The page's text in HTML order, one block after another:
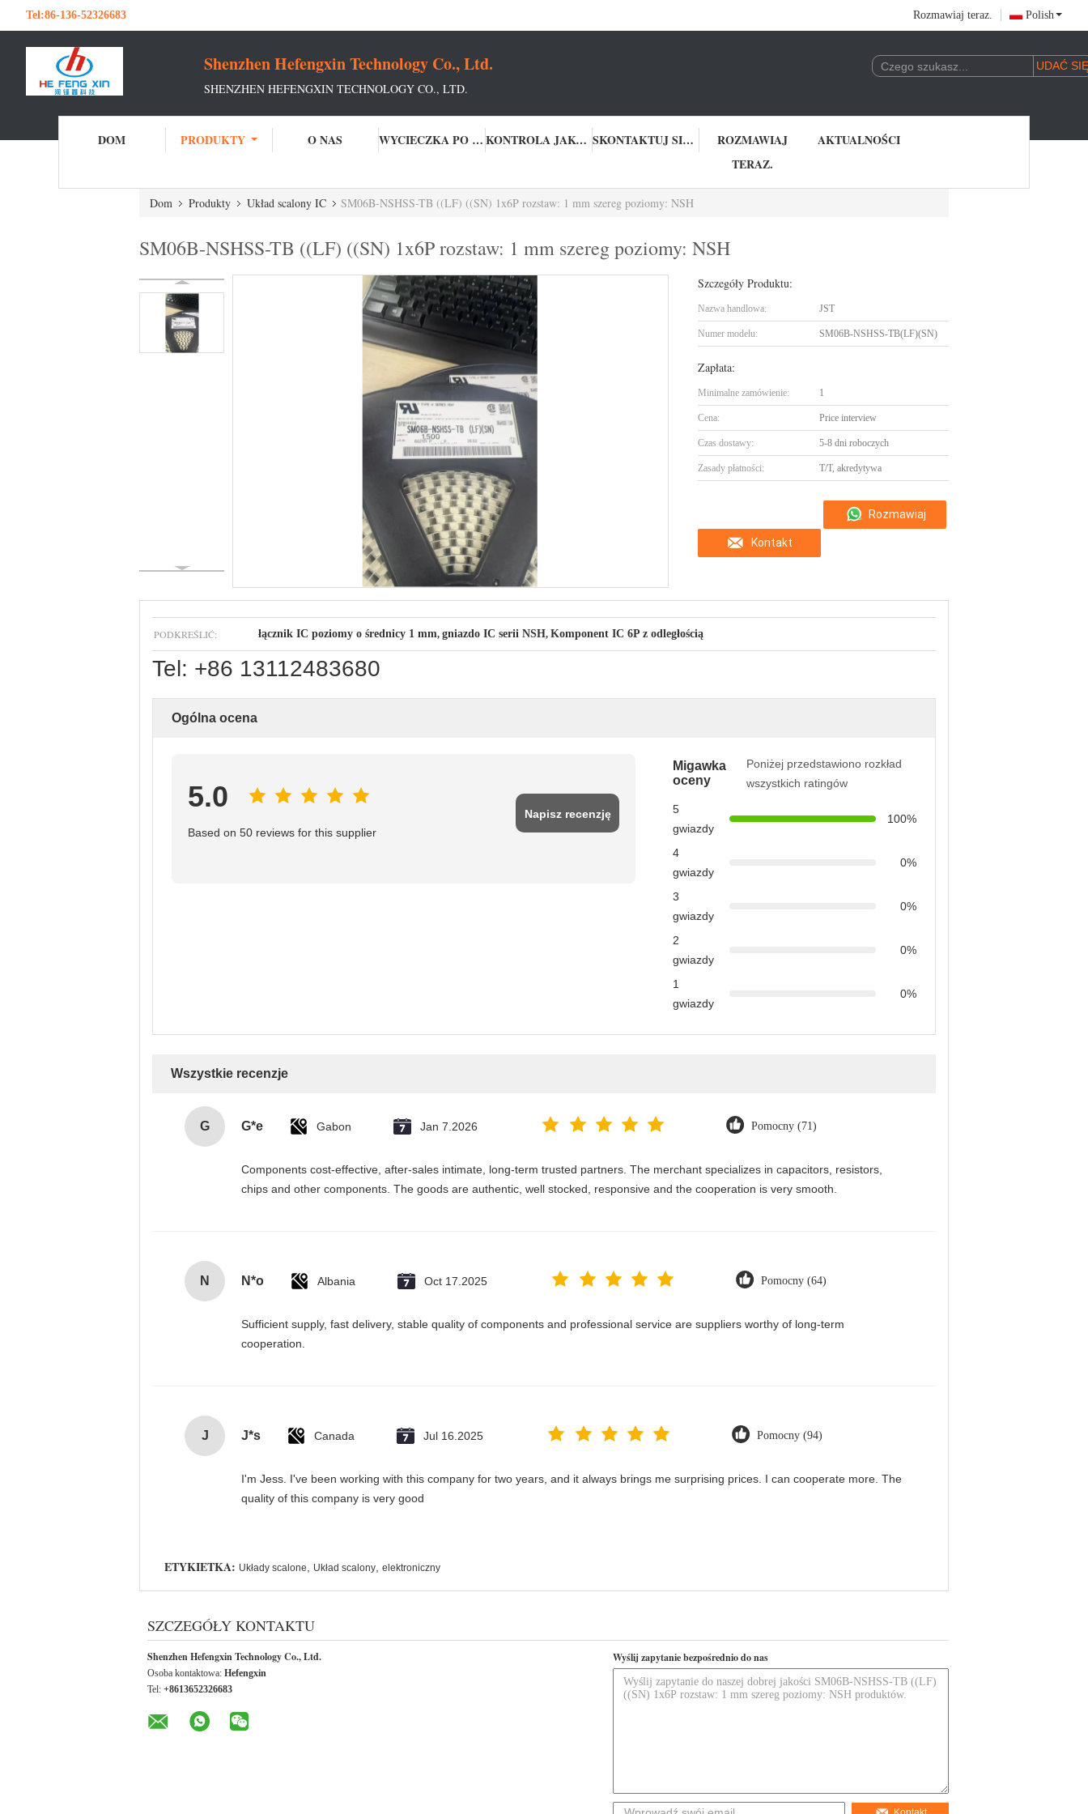
Tel:86-136-52326683 Rozmawiaj teraz. Polish
Shenzhen Hefengxin Technology Co., Ltd.
SHENZHEN HEFENGXIN TECHNOLOGY CO., LTD.
DOM PRODUKTY O NAS WYCIECZKA PO FABRYCE KONTROLA JAKOŚCI SKONTAKTUJ SIĘ Z NAMI
ROZMAWIAJ
TERAZ.
AKTUALNOŚCI
Dom Produkty Układ scalony IC SM06B-NSHSS-TB ((LF) ((SN) 1x6P rozstaw: 1 mm szereg poziomy: NSH
SM06B-NSHSS-TB ((LF) ((SN) 1x6P rozstaw: 1 mm szereg poziomy: NSH
Szczegóły Produktu:
Nazwa handlowa: JST
Numer modelu: SM06B-NSHSS-TB(LF)(SN)
Zapłata:
Minimalne zamówienie: 1
Cena: Price interview
Czas dostawy: 5-8 dni roboczych
Zasady płatności: T/T, akredytywa
Kontakt
Rozmawiaj
PODKREŚLIĆ: łącznik IC poziomy o średnicy 1 mm, gniazdo IC serii NSH, Komponent IC 6P z odległością
Tel: +86 13112483680
Ogólna ocena
5.0
Based on 50 reviews for this supplier
Napisz recenzję
Migawka
oceny
Poniżej przedstawiono rozkład
wszystkich ratingów
5
gwiazdy
100%
4
gwiazdy
0%
3
gwiazdy
0%
2
gwiazdy
0%
1
gwiazdy
0%
Wszystkie recenzje
G G*e Gabon Jan 7.2026 Pomocny (71)
Components cost-effective, after-sales intimate, long-term trusted partners. The merchant specializes in capacitors, resistors,
chips and other components. The goods are authentic, well stocked, responsive and the cooperation is very smooth.
N N*o Albania Oct 17.2025 Pomocny (64)
Sufficient supply, fast delivery, stable quality of components and professional service are suppliers worthy of long-term
cooperation.
J J*s Canada Jul 16.2025 Pomocny (94)
I'm Jess. I've been working with this company for two years, and it always brings me surprising prices. I can cooperate more. The
quality of this company is very good
ETYKIETKA: Układy scalone Układ scalony elektroniczny
SZCZEGÓŁY KONTAKTU
Shenzhen Hefengxin Technology Co., Ltd.
Osoba kontaktowa: Hefengxin
Tel: +8613652326683
Wyślij zapytanie bezpośrednio do nas